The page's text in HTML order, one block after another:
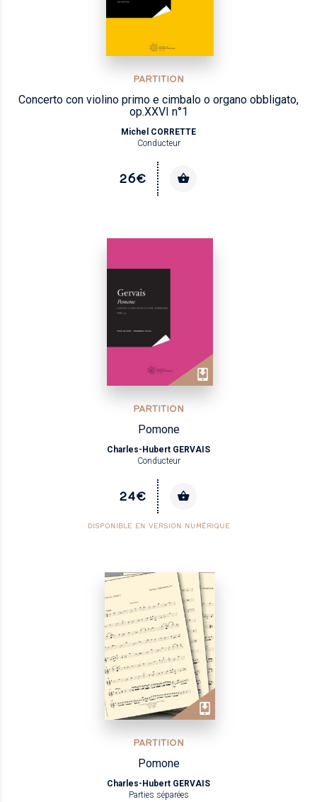
PARTITION
Concerto con violino primo e cimbalo o organo obbligato,
op.XXVI n°1
Michel CORRETTE
Conducteur
26€
PARTITION
Pomone
Charles-Hubert GERVAIS
Conducteur
24€
DISPONIBLE EN VERSION NUMÉRIQUE
PARTITION
Pomone
Charles-Hubert GERVAIS
Parties séparées